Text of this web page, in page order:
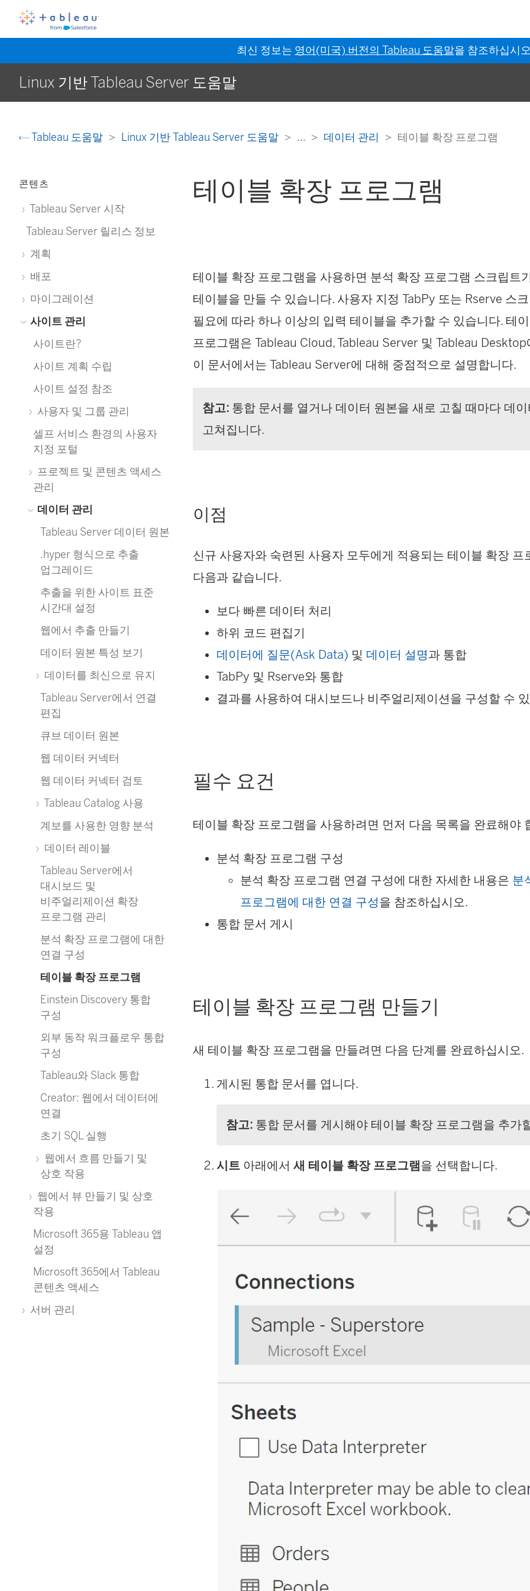
최신 정보는 영어(미국) 버전의 Tableau 도움말을 참조하십시
Linux 기반 Tableau Server 도움말
Tableau 도움말 Linux 기반 Tableau Server 도움말 ... 데이터 관리 테이블 확장 프로그램
콘텐츠
Tableau Server 시작
Tableau Server 릴리스 정보
계획
배포
마이그레이션
사이트 관리
사이트란?
사이트 계획 수립
사이트 설정 참조
사용자 및 그룹 관리
셀프 서비스 환경의 사용자
지정 포털
프로젝트 및 콘텐츠 액세스
관리
데이터 관리
Tableau Server 데이터 원본
.hyper 형식으로 추출
업그레이드
추출을 위한 사이트 표준
시간대 설정
웹에서 추출 만들기
데이터 원본 특성 보기
데이터를 최신으로 유지
Tableau Server에서 연결
편집
큐브 데이터 원본
웹 데이터 커넥터
웹 데이터 커넥터 검토
Tableau Catalog 사용
계보를 사용한 영향 분석
데이터 레이블
Tableau Server에서
대시보드 및
비주얼리제이션 확장
프로그램 관리
분석 확장 프로그램에 대한
연결 구성
테이블 확장 프로그램
Einstein Discovery 통합
구성
외부 동작 워크플로우 통합
구성
Tableau와 Slack 통합
Creator: 웹에서 데이터에
연결
초기 SQL 실행
웹에서 흐름 만들기 및
상호 작용
웹에서 뷰 만들기 및 상호
작용
Microsoft 365용 Tableau 앱
설정
Microsoft 365에서 Tableau
콘텐츠 액세스
서버 관리
테이블 확장 프로그램
테이블 확장 프로그램을 사용하면 분석 확장 프로그램 스크립트
테이블을 만들 수 있습니다. 사용자 지정 TabPy 또는 Rserve 스
필요에 따라 하나 이상의 입력 테이블을 추가할 수 있습니다. 테
프로그램은 Tableau Cloud, Tableau Server 및 Tableau
이 문서에서는 Tableau Server에 대해 중점적으로 설명합니다.
참고: 통합 문서를 열거나 데이터 원본을 새로 고칠 때마다 데이
고쳐집니다.
이점
신규 사용자와 숙련된 사용자 모두에게 적용되는 테이블 확장 프
다음과 같습니다.
보다 빠른 데이터 처리
하위 코드 편집기
데이터에 질문(Ask Data) 및 데이터 설명과 통합
TabPy 및 Rserve와 통합
결과를 사용하여 대시보드나 비주얼리제이션을 구성할 수
필수 요건
테이블 확장 프로그램을 사용하려면 먼저 다음 목록을 완료해야
분석 확장 프로그램 구성
분석 확장 프로그램 연결 구성에 대한 자세한 내용은 분
프로그램에 대한 연결 구성을 참조하십시오.
통합 문서 게시
테이블 확장 프로그램 만들기
새 테이블 확장 프로그램을 만들려면 다음 단계를 완료하십시오.
게시된 통합 문서를 엽니다.
참고: 통합 문서를 게시해야 테이블 확장 프로그램을 추가
시트 아래에서새 테이블 확장 프로그램을 선택합니다.